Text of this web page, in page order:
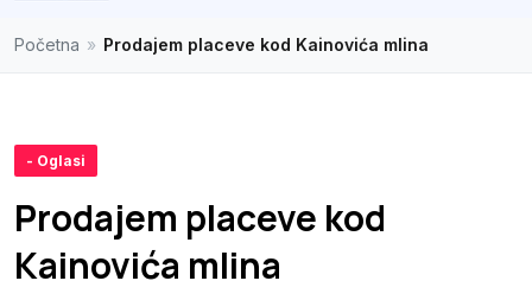
Početna » Prodajem placeve kod Kainovića mlina
- Oglasi
Prodajem placeve kod
Kainovića mlina